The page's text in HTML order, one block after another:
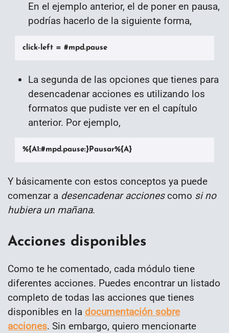
En el ejemplo anterior, el de poner en pausa,
podrías hacerlo de la siguiente forma,
click-left = #mpd.pause
La segunda de las opciones que tienes para
desencadenar acciones es utilizando los
formatos que pudiste ver en el capítulo
anterior. Por ejemplo,
%{A1:#mpd.pause:}Pausar%{A}
Y básicamente con estos conceptos ya puede
comenzar a desencadenar accionescomo si no
hubiera un mañana.
Acciones disponibles
Como te he comentado, cada módulo tiene
diferentes acciones. Puedes encontrar un listado
completo de todas las acciones que tienes
disponibles en la documentación sobre
acciones. Sin embargo, quiero mencionarte